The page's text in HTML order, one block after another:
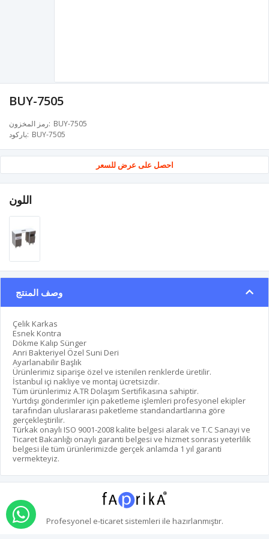
BUY-7505
رمز المخزون BUY-7505
باركود BUY-7505
احصل على عرض للسعر
اللون
وصف المنتج
Çelik Karkas
Esnek Kontra
Dökme Kalıp Sünger
Anri Bakteriyel Özel Suni Deri
Ayarlanabilir Başlık
Ürünlerimiz siparişe özel ve istenilen renklerde üretilir.
İstanbul içi nakliye ve montaj ücretsizdir.
Tüm ürünlerimiz A.TR Dolaşım Sertifikasına sahiptir.
Yurtdışı gönderimler için paketleme işlemleri profesyonel ekipler
tarafından uluslararası paketleme standandartlarına göre
gerçekleştirilir.
Türkak onaylı ISO 9001-2008 kalite belgesi alarak ve T.C Sanayi ve
Ticaret Bakanlığı onaylı garanti belgesi ve hizmet sonrası yeterlilik
belgesi ile tüm ürünlerimizde gerçek anlamda 1 yıl garanti
vermekteyiz.
Profesyonel e-ticaretsistemleri ile hazırlanmıştır.